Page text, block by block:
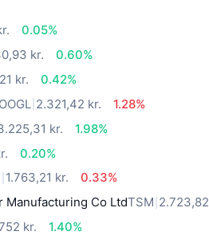
0.05%
kr.
0.60%
kr.
0.42%
2.321,42 kr.
1.28%
kr.
1.98%
0.20%
1.763,21 kr.
0.33%
Manufacturing Co LtdTSM
kr.
1.40%